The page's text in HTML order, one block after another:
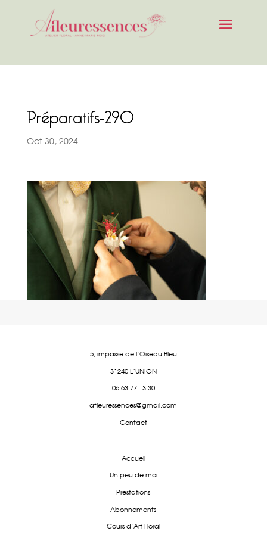
Préparatifs-290
Oct 30, 2024
5, impasse de l'Oiseau Bleu
31240 L'UNION
06 63 77 13 30
afleuressences@gmail.com
Contact
Accueil
Un peu de moi
Prestations
Abonnements
Cours d'Art Floral